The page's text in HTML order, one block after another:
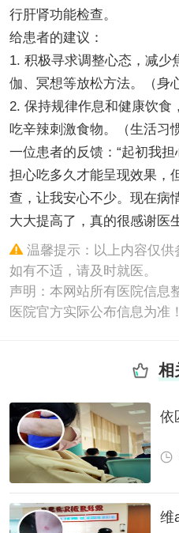
行肝肾功能检查。
给患者的建议：
1. 积极寻求调整心态，减少
伽、冥想等放松方法。（身
2. 保持规律作息和健康饮食
吃辛辣刺激食物。（生活习
一位患者的反馈：“起初我
担心吃多久才能呈现效果，
查，让我安心不少。现在病
大大提高了，真的很感谢医
温馨提示：以上内容仅供
如有不适，请及时就医。
声明：本网站所有医院信息
医院官方实际公布信息为准！
相
依
维